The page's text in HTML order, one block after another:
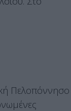
Πελοπόννησο